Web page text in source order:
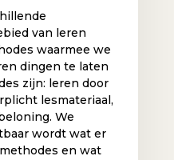
van leren
waarmee we
dingen te laten
zijn: leren door
lesmateriaal,
We
wordt wat er
en wat